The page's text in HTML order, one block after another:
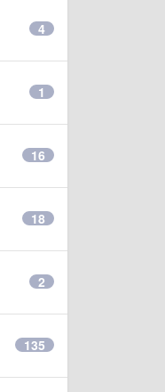
4
1
16
18
2
135